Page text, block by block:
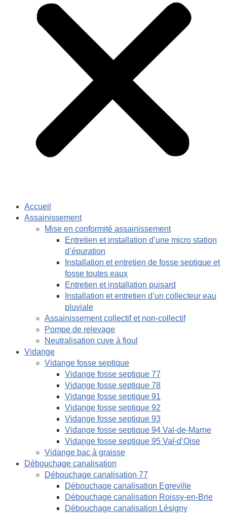
Accueil
Assainissement
Mise en conformité assainissement
Entretien et installation d’une micro station
d’épuration
Installation et entretien de fosse septique et
fosse toutes eaux
Entretien et installation puisard
Installation et entretien d’un collecteur eau
pluviale
Assainissement collectif et non-collectif
Pompe de relevage
Neutralisation cuve à fioul
Vidange
Vidange fosse septique
Vidange fosse septique 77
Vidange fosse septique 78
Vidange fosse septique 91
Vidange fosse septique 92
Vidange fosse septique 93
Vidange fosse septique 94 Val-de-Marne
Vidange fosse septique 95 Val-d’Oise
Vidange bac à graisse
Débouchage canalisation
Débouchage canalisation 77
Débouchage canalisation Egreville
Débouchage canalisation Roissy-en-Brie
Débouchage canalisation Lésigny